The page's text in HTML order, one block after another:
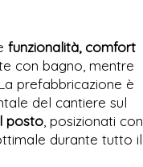
funzionalità, comfort
con bagno, mentre
prefabbricazione è
del cantiere sul
posto , posizionati con
durante tutto il